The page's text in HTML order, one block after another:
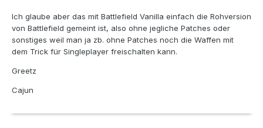
Ich glaube aber das mit Battlefield Vanilla einfach die Rohversion
von Battlefield gemeint ist, also ohne jegliche Patches oder
sonstiges weil man ja zb. ohne Patches noch die Waffen mit
dem Trick für Singleplayer freischalten kann.
Greetz
Cajun